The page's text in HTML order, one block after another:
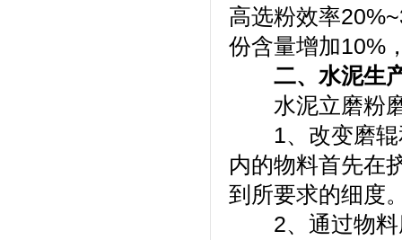
高选粉效率
份含量增加10%
二、水泥生
水泥立磨粉磨
1、改变磨辊
内的物料首先在
到所要求的细度
2、通过物料